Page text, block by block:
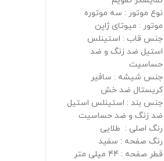
نوع موتور : سه موتوره
موتور : میوتای ژاپن
جنس قاب : استینلس
استیل ضد زنگ و ضد
حساسیت
جنس شیشه : سافیر
کریستال ضد خش
جنس بند : استینلس استیل
ضد زنگ و ضد حساسیت
رنگ اصلی : طلایی
رنگ صفحه : سفید
قطر صفحه : 44 میلی متر